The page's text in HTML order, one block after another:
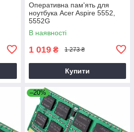
Оперативна пам'ять для
ноутбука Acer Aspire 5552,
5552G
В наявності
1 019 ₴ 1 273 ₴
Купити
–20%